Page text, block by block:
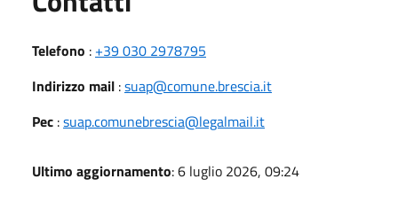
Telefono : +39 030 2978795
Indirizzo mail :suap@comune.brescia.it
Pec :suap.comunebrescia@legalmail.it
Ultimo aggiornamento: 6 luglio 2026, 09:24